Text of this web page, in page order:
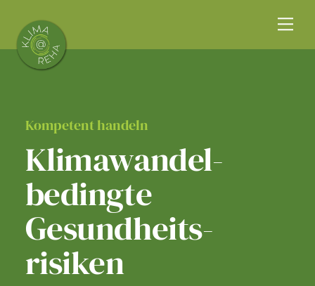
content
Kompetent handeln
Klimawandel­
bedingte
Gesundheits­
risiken